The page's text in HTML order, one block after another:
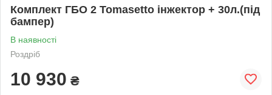
Комплект ГБО 2 Tomasetto інжектор + 30л.(під
бампер)
В наявності
Роздріб
10 930 ₴